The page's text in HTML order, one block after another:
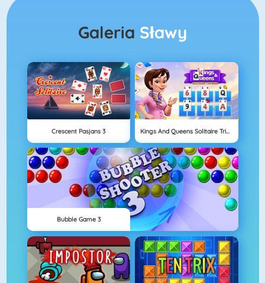
Galeria Sławy
Crescent Pasjans 3 Kings And Queens Solitaire Tripeaks
Bubble Game 3